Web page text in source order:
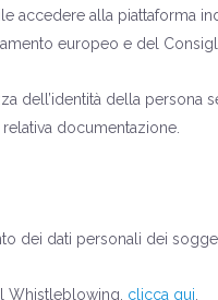
accedere alla piattaforma
europeo e del
dell’identità della
documentazione.
dei dati personali dei
Whistleblowing, clicca qui